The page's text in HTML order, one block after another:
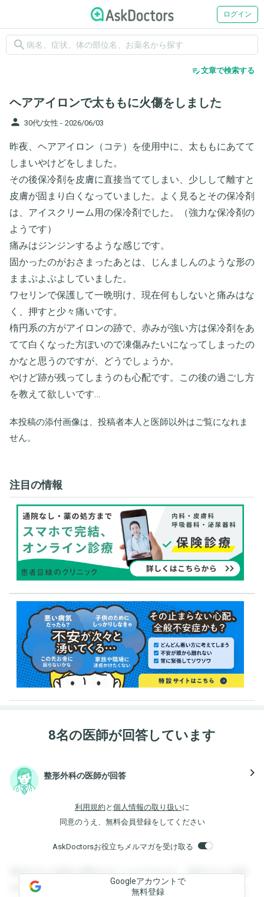
ログイン
search
edit_note文章で検索する
ヘアアイロンで太ももに火傷をしました
person 30代/女性 - 2026/06/03
昨夜、ヘアアイロン（コテ）を使用中に、太ももにあてて
しまいやけどをしました。
その後保冷剤を皮膚に直接当ててしまい、少しして離すと
皮膚が固まり白くなっていました。よく見るとその保冷剤
は、アイスクリーム用の保冷剤でした。（強力な保冷剤の
ようです）
痛みはジンジンするような感じです。
固かったのがおさまったあとは、じんましんのような形の
ままぷよぷよしていました。
ワセリンで保護して一晩明け、現在何もしないと痛みはな
く、押すと少々痛いです。
楕円系の方がアイロンの跡で、赤みが強い方は保冷剤をあ
てて白くなった方ぽいので凍傷みたいになってしまったの
かなと思うのですが、どうでしょうか。
やけど跡が残ってしまうのも心配です。この後の過ごし方
を教えて欲しいです…
本投稿の添付画像は、投稿者本人と医師以外はご覧になれま
せん。
注目の情報
8名の医師が回答しています
整形外科の医師が回答 navigate_next
利用規約 と 個人情報の取り扱いに
同意のうえ、無料会員登録をしてください
AskDoctorsお役立ちメルマガを受け取る
登録すると回答を閲覧することができます。登録すると回答
を閲覧することができます。登録すると回答を閲覧すること
Googleアカウントで
無料登録